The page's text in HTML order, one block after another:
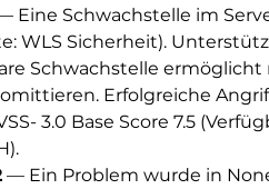
Eine Schwachstelle im
WLS Sicherheit). Unterstützte
Schwachstelle
Erfolgreiche
3.0 Base Score 7.5
— Ein Problem wurde in